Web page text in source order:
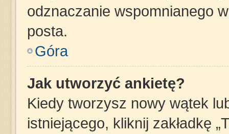
odznaczanie wspomnianego
posta.
Góra
Jak utworzyć ankietę?
Kiedy tworzysz nowy wątek
istniejącego, kliknij zakładkę